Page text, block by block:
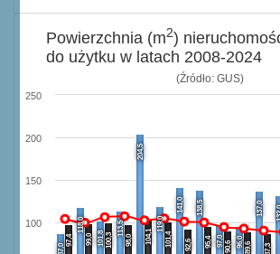
(Źródło: GUS)
87,0
118,0
101,8
113,5
204,5
119,0
141,0 138,5
97,0 96,0
137,0
97,4 99,0 100,3 98,0 104,1 101,4 92,6 95,4 90,6 89,6 87,3
100
150
200
250
Powierzchnia (m2)
do użytku w latach 2008-2024